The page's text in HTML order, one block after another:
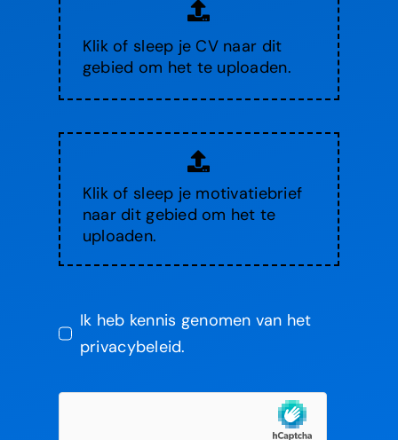
Klik of sleep je CV naar dit
gebied om het te uploaden.
Klik of sleep je motivatiebrief
naar dit gebied om het te
uploaden.
Ik heb kennis genomen van het
privacybeleid.